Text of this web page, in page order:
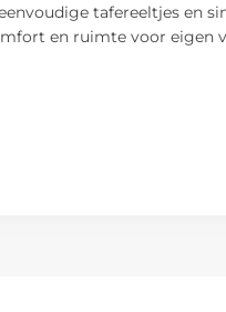
tafereeltjes en
en ruimte voor eigen